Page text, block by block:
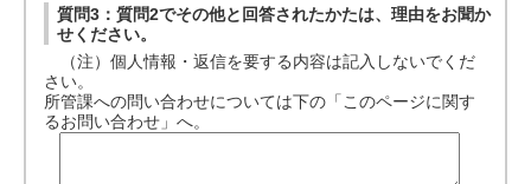
質問3：質問2でその他と回答されたかたは、理由をお聞か
せください。
（注）個人情報・返信を要する内容は記入しないでくだ
さい。
所管課への問い合わせについては下の「このページに関す
るお問い合わせ」へ。